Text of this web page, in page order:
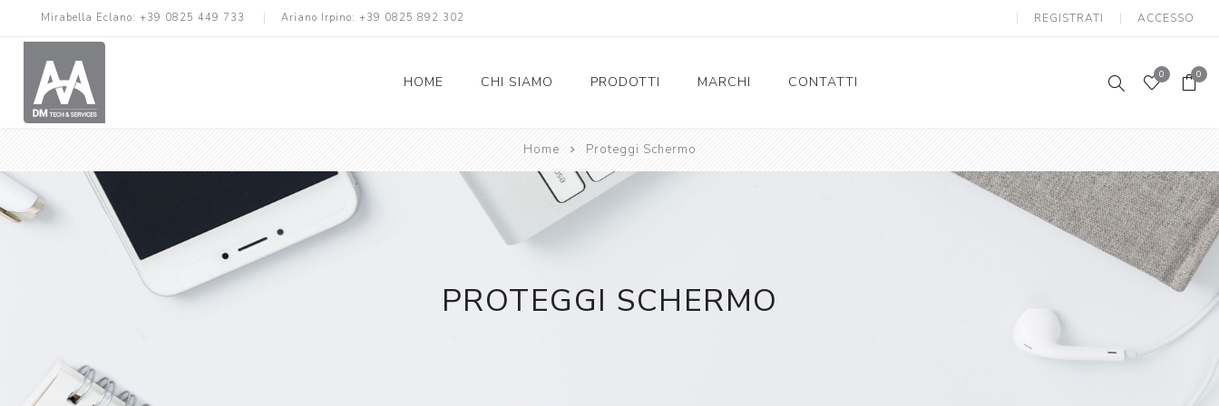
Mirabella Eclano: +39 0825 449 733 Ariano Irpino: +39 0825 892 302 REGISTRATI ACCESSO
HOME CHI SIAMO PRODOTTI
Proteggi Schermo Custodie
Treppiedi
MARCHI CONTATTI 0 0
Home Proteggi Schermo
PROTEGGI SCHERMO